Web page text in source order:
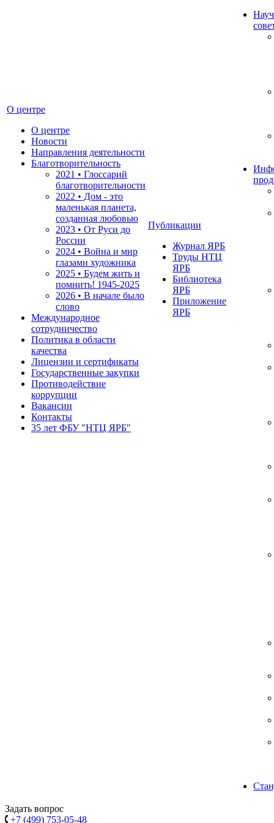
О центре
О центре
Новости
Направления деятельности
Благотворительность
2021 • Глоссарий
благотворительности
2022 • Дом - это
маленькая планета,
созданная любовью
2023 • От Руси до
России
2024 • Война и мир
глазами художника
2025 • Будем жить и
помнить! 1945-2025
2026 • В начале было
слово
Международное
сотрудничество
Политика в области
качества
Лицензии и сертификаты
Государственные закупки
Противодействие
коррупции
Вакансии
Контакты
35 лет ФБУ "НТЦ ЯРБ"
Публикации
Журнал ЯРБ
Труды НТЦ
ЯРБ
Библиотека
ЯРБ
Приложение
ЯРБ
Задать вопрос
+7 (499) 753-05-48